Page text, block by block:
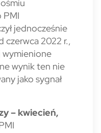
PMI
jednocześnie
czerwca 2022 r.,
wymienione
wynik ten nie
jako sygnał
– kwiecień,